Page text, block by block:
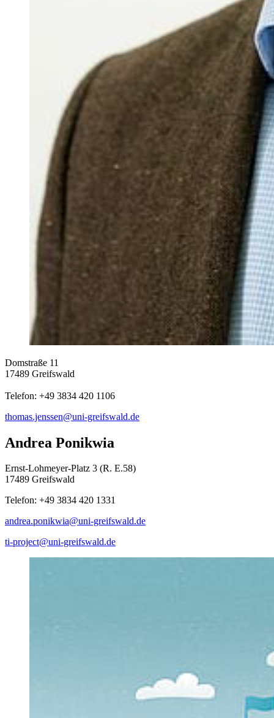
Domstraße 11
17489 Greifswald
Telefon: +49 3834 420 1106
thomas.jenssen@uni-greifswald.de
Andrea Ponikwia
Ernst-Lohmeyer-Platz 3 (R. E.58)
17489 Greifswald
Telefon: +49 3834 420 1331
andrea.ponikwia@uni-greifswald.de
ti-project@uni-greifswald.de